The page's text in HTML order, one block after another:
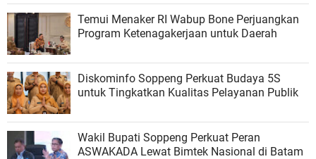
Temui Menaker RI Wabup Bone Perjuangkan
Program Ketenagakerjaan untuk Daerah
Diskominfo Soppeng Perkuat Budaya 5S
untuk Tingkatkan Kualitas Pelayanan Publik
Wakil Bupati Soppeng Perkuat Peran
ASWAKADA Lewat Bimtek Nasional di Batam